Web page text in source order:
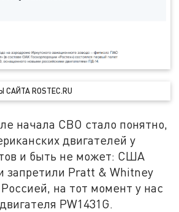
ROSTEC.RU
начала СВО стало понятно,
двигателей у
и быть не может: США
запретили Pratt & Whitney
на тот момент у нас
PW1431G.